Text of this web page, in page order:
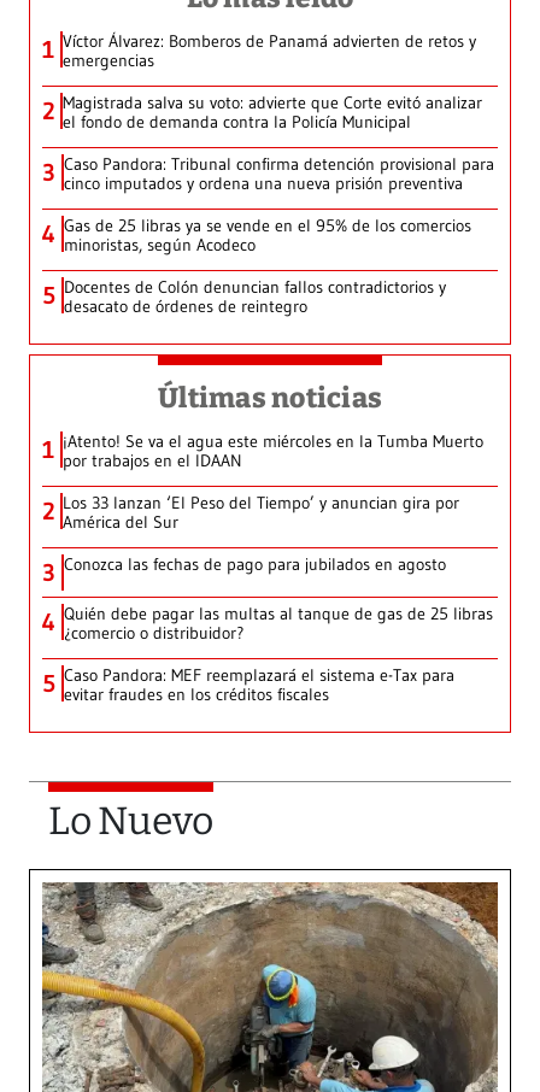
1 Víctor Álvarez: Bomberos de Panamá advierten de retos y
emergencias
2 Magistrada salva su voto: advierte que Corte evitó analizar
el fondo de demanda contra la Policía Municipal
3 Caso Pandora: Tribunal confirma detención provisional para
cinco imputados y ordena una nueva prisión preventiva
4 Gas de 25 libras ya se vende en el 95% de los comercios
minoristas, según Acodeco
5 Docentes de Colón denuncian fallos contradictorios y
desacato de órdenes de reintegro
Últimas noticias
1 ¡Atento! Se va el agua este miércoles en la Tumba Muerto
por trabajos en el IDAAN
2 Los 33 lanzan ‘El Peso del Tiempo’ y anuncian gira por
América del Sur
3 Conozca las fechas de pago para jubilados en agosto
4 Quién debe pagar las multas al tanque de gas de 25 libras
¿comercio o distribuidor?
5 Caso Pandora: MEF reemplazará el sistema e-Tax para
evitar fraudes en los créditos fiscales
Lo Nuevo